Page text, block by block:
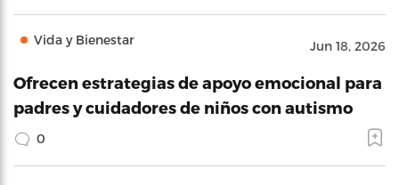
Vida y Bienestar Jun 18, 2026
Ofrecen estrategias de apoyo emocional para
padres y cuidadores de niños con autismo
0